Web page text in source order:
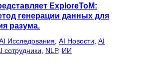
ExploreToM:
генерации данных для
разума.
Исследования AI Новости AI
сотрудники NLP, ИИ